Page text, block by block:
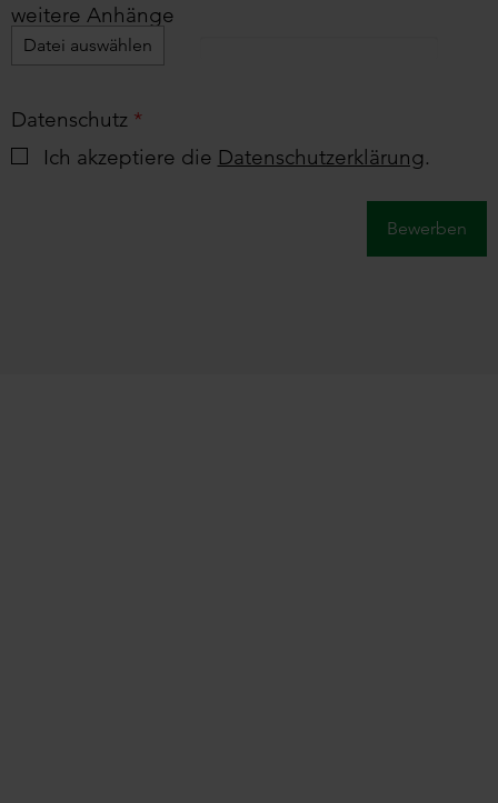
weitere Anhänge
Datei auswählen
Datenschutz *
Ich akzeptiere die Datenschutzerklärung.